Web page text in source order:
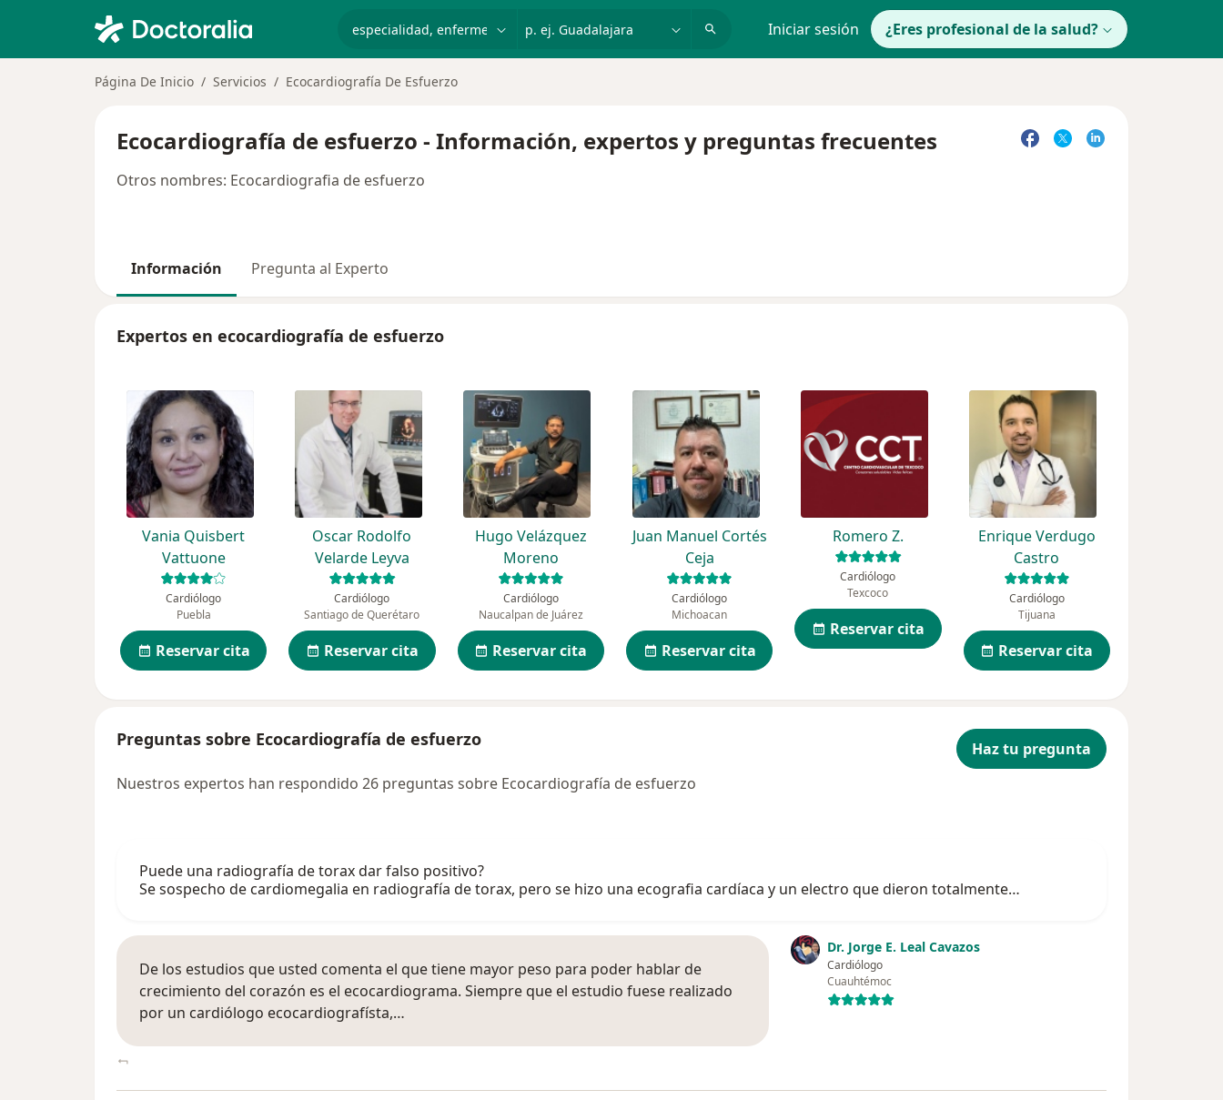
Iniciar sesión ¿Eres profesional de la salud?
Página De Inicio Servicios Ecocardiografía De Esfuerzo
Ecocardiografía de esfuerzo - Información, expertos y preguntas frecuentes
Otros nombres: Ecocardiografia de esfuerzo
Información Pregunta al Experto
Expertos en ecocardiografía de esfuerzo
Vania Quisbert
Vattuone
Cardiólogo
Puebla
Reservar cita
Oscar Rodolfo
Velarde Leyva
Cardiólogo
Santiago de Querétaro
Reservar cita
Hugo Velázquez
Moreno
Cardiólogo
Naucalpan de Juárez
Reservar cita
Juan Manuel Cortés
Ceja
Cardiólogo
Michoacan
Reservar cita
Romero Z.
Cardiólogo
Texcoco
Reservar cita
Enrique Verdugo
Castro
Cardiólogo
Tijuana
Reservar cita
Preguntas sobre Ecocardiografía de esfuerzo
Haz tu pregunta
Nuestros expertos han respondido 26 preguntas sobre Ecocardiografía de esfuerzo
Puede una radiografía de torax dar falso positivo?
Se sospecho de cardiomegalia en radiografía de torax, pero se hizo una ecografia cardíaca y un electro que dieron totalmente…
Dr. Jorge E. Leal Cavazos
Cardiólogo
Cuauhtémoc
De los estudios que usted comenta el que tiene mayor peso para poder hablar de
crecimiento del corazón es el ecocardiograma. Siempre que el estudio fuese realizado
por un cardiólogo ecocardiografísta,…